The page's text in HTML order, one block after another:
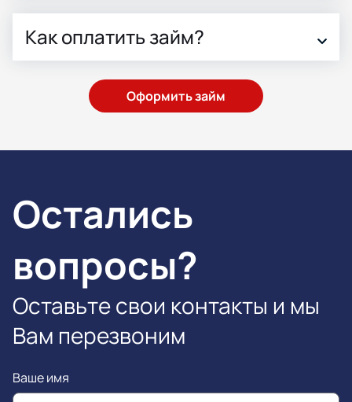
Как оплатить займ?
Оформить займ
Остались
вопросы?
Оставьте свои контакты и мы
Вам перезвоним
Ваше имя